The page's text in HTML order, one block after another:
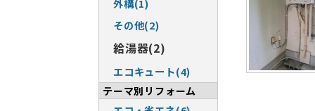
外構(1)
その他(2)
給湯器(2)
エコキュート(4)
テーマ別リフォーム